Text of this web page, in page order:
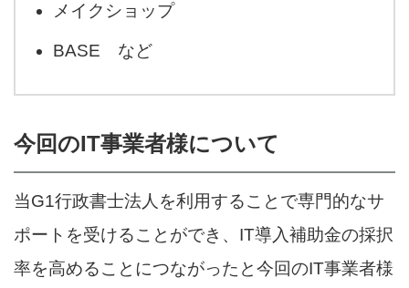
メイクショップ
BASE など
今回のIT事業者様について
当G1行政書士法人を利用することで専門的なサ
ポートを受けることができ、IT導入補助金の採択
率を高めることにつながったと今回のIT事業者様